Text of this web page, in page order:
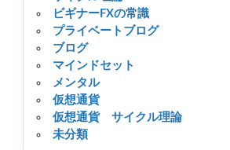
ビギナーFXの常識
プライベートブログ
ブログ
マインドセット
メンタル
仮想通貨
仮想通貨 サイクル理論
未分類